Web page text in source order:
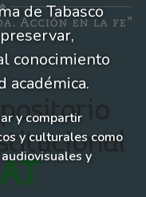
de Tabasco
conocimiento
académica.
y compartir
y culturales como
y